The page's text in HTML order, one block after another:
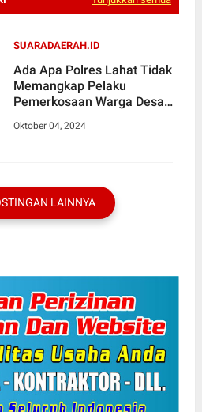
SUARADAERAH.ID
Ada Apa Polres Lahat Tidak
Memangkap Pelaku
Pemerkosaan Warga Desa
Meminta Harus Ditangkap
Oktober 04, 2024
LAINNYA